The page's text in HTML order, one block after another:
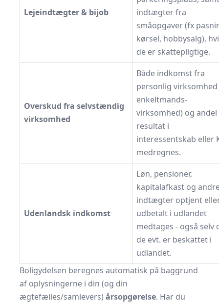
Lejeindtægter & bijob
indtægter fra
småopgaver (fx
kørsel, hobby­salg),
de er skattepligtige.
Overskud fra selvstændig
virksomhed
Både indkomst fra
personlig virksomhed
enkeltmands­
virksomhed) og andel
resultat i
interessentskab eller
medregnes.
Udenlandsk indkomst
Løn, pensioner,
kapitalafkast og
indtægter optjent
udbetalt i udlandet
medtages - også selv
de evt. er beskattet i
udlandet.
Boligydelsen beregnes automatisk på baggrund
af oplysningerne i din (og din
ægtefælles/samlevers) årsopgørelse. Har du